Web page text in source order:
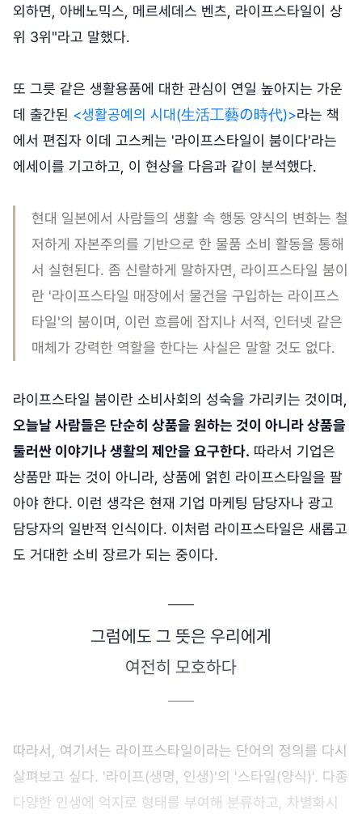
외하면, 아베노믹스, 메르세데스 벤츠, 라이프스타일이 상
위 3위"라고 말했다.
또 그릇 같은 생활용품에 대한 관심이 연일 높아지는 가운
데 출간된 <생활공예의 시대(生活工藝の時代)>라는 책
에서 편집자 이데 고스케는 '라이프스타일이 붐이다'라는
에세이를 기고하고, 이 현상을 다음과 같이 분석했다.
현대 일본에서 사람들의 생활 속 행동 양식의 변화는 철
저하게 자본주의를 기반으로 한 물품 소비 활동을 통해
서 실현된다. 좀 신랄하게 말하자면, 라이프스타일 붐이
란 '라이프스타일 매장에서 물건을 구입하는 라이프스
타일'의 붐이며, 이런 흐름에 잡지나 서적, 인터넷 같은
매체가 강력한 역할을 한다는 사실은 말할 것도 없다.
라이프스타일 붐이란 소비사회의 성숙을 가리키는 것이며,
오늘날 사람들은 단순히 상품을 원하는 것이 아니라 상품을
둘러싼 이야기나 생활의 제안을 요구한다. 따라서 기업은
상품만 파는 것이 아니라, 상품에 얽힌 라이프스타일을 팔
아야 한다. 이런 생각은 현재 기업 마케팅 담당자나 광고
담당자의 일반적 인식이다. 이처럼 라이프스타일은 새롭고
도 거대한 소비 장르가 되는 중이다.
그럼에도 그 뜻은 우리에게
여전히 모호하다
따라서, 여기서는 라이프스타일이라는 단어의 정의를 다시
살펴보고 싶다. '라이프(생명, 인생)'의 '스타일(양식)'. 다종
다양한 인생에 억지로 형태를 부여해 분류하고, 차별화시